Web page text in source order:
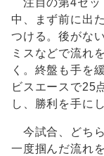
注目の第4セッ
中、まず前に出
つける。後がな
ミスなどで流れ
く。終盤も手を
ビスエースで25
し、勝利を手にし
今試合、どちら
一度掴んだ流れ